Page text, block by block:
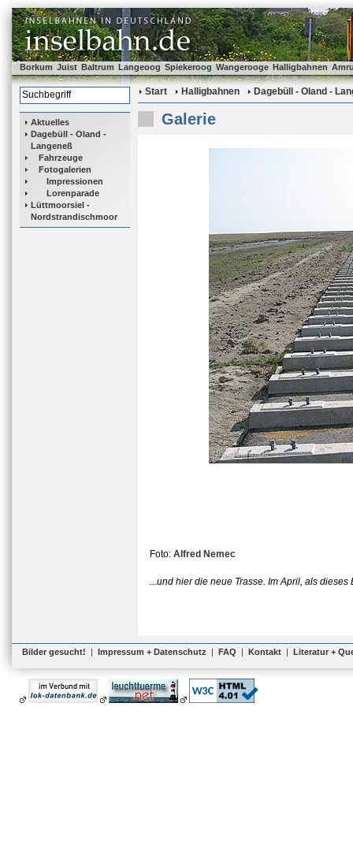
Borkum Juist Baltrum Langeoog Spiekeroog Wangerooge Halligbahnen
Aktuelles
Dagebüll - Oland -
Langeneß
Fahrzeuge
Fotogalerien
Impressionen
Lorenparade
Lüttmoorsiel -
Nordstrandischmoor
Start Halligbahnen Dagebüll - Oland -
Galerie
Foto: Alfred Nemec
...und hier die neue Trasse. Im April, als
Bilder gesucht! | Impressum + Datenschutz | FAQ | Kontakt | Literatur +